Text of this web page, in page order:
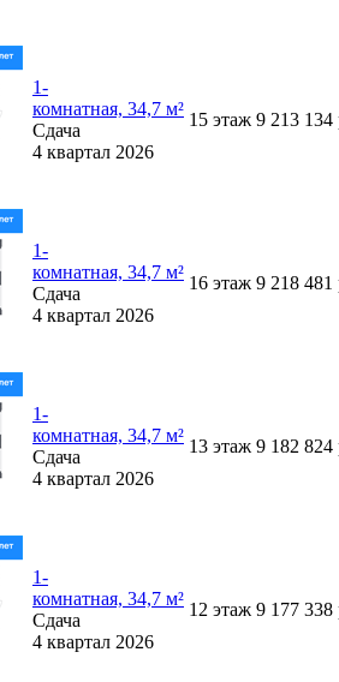
1-
комнатная, 34,7 м²
Сдача
4 квартал 2026
15 этаж 9 213 134
1-
комнатная, 34,7 м²
Сдача
4 квартал 2026
16 этаж 9 218 481
1-
комнатная, 34,7 м²
Сдача
4 квартал 2026
13 этаж 9 182 824
1-
комнатная, 34,7 м²
Сдача
4 квартал 2026
12 этаж 9 177 338